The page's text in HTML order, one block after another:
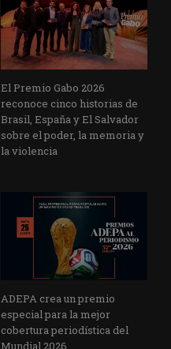
El Premio Gabo 2026
reconoce cinco historias de
Brasil, España y El Salvador
sobre el poder, la memoria y
la violencia
ADEPA crea un premio
especial para la mejor
cobertura periodística del
Mundial 2026